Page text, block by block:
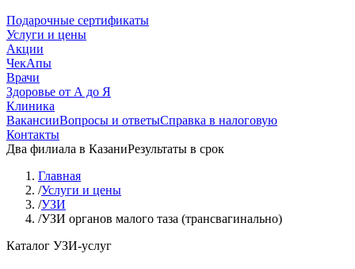
Подарочные сертификаты
Услуги и цены
Акции
ЧекАпы
Врачи
Здоровье от А до Я
Клиника
ВакансииВопросы и ответыСправка в налоговую
Контакты
Два филиала в КазаниРезультаты в срок
Главная
/Услуги и цены
/УЗИ
/УЗИ органов малого таза (трансвагинально)
Каталог УЗИ-услуг